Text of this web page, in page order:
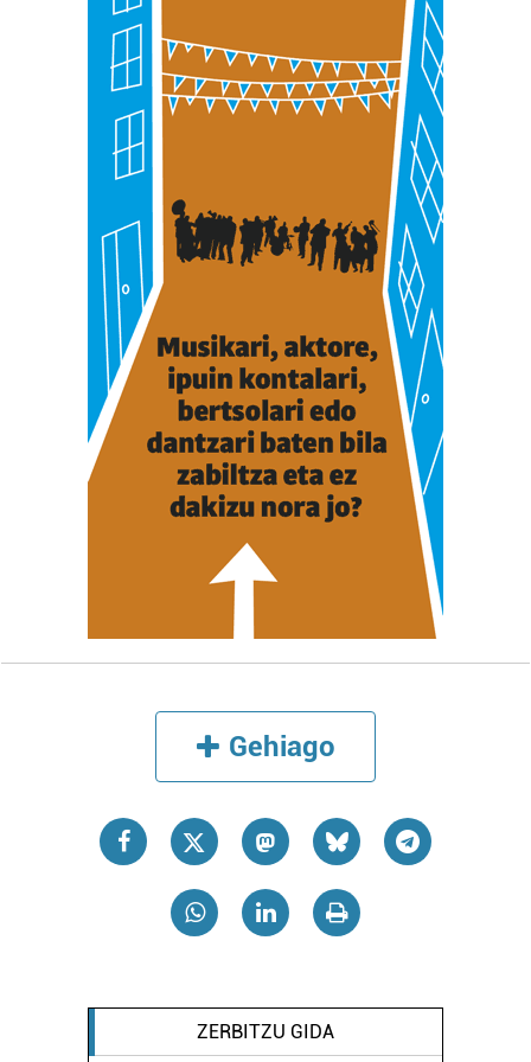
interes komertzial legitimoetan babesten dira. Ikusi gure
bazkideen zerrenda, beren ustez zein helburutarako
duten interes legitimoa eta horren aurka nola egin
dezakezun ikusteko.
Lortu zure datu pertsonalak prozesatzeko moduari
buruzko informazio gehiago eta ezarri zure lehentasunak
datuen atalean. Edozein unetan alda edo ken dezakezu
zure baimena Cookieen adierazpenean.
Webgune honek cookie propioak eta hirugarrenen cookie-
fitxategiak erabiltzen ditu. Zure esperientzia eta
zerbitzuak hobetzeko asmoz, cookie teknologiaz
baliatzen gara. Ohar hau onartuz gero, teknologia hori
erabiltzeko baimen esplizitua ematen diguzu. Gehiago
irakurri
Gehiago
ZERBITZU GIDA